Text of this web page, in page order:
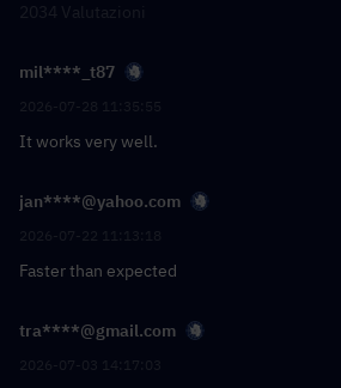
mil****_t87
It works very well.
jan****@yahoo.com
Faster than expected
tra****@gmail.com